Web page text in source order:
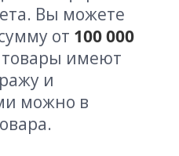
Вы можете
от 100 000
имеют
и
можно в